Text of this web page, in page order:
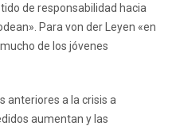
de responsabilidad hacia
Para von der Leyen «en
de los jóvenes
anteriores a la crisis a
aumentan y las